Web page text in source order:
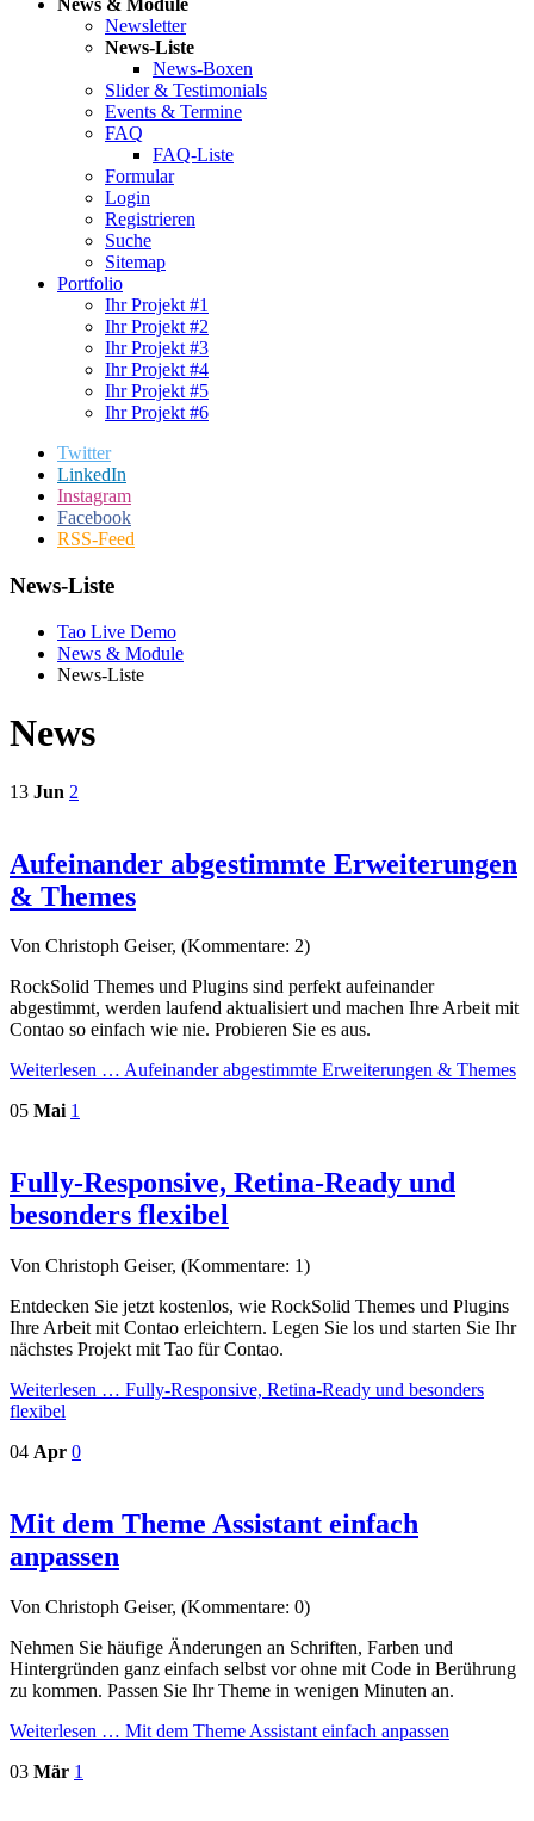
News & Module
Newsletter
News-Liste
News-Boxen
Slider & Testimonials
Events & Termine
FAQ
FAQ-Liste
Formular
Login
Registrieren
Suche
Sitemap
Portfolio
Ihr Projekt #1
Ihr Projekt #2
Ihr Projekt #3
Ihr Projekt #4
Ihr Projekt #5
Ihr Projekt #6
Twitter
LinkedIn
Instagram
Facebook
RSS-Feed
News-Liste
Tao Live Demo
News & Module
News-Liste
News
13 Jun 2
Aufeinander abgestimmte Erweiterungen
& Themes
Von Christoph Geiser, (Kommentare: 2)
RockSolid Themes und Plugins sind perfekt aufeinander
abgestimmt, werden laufend aktualisiert und machen Ihre Arbeit mit
Contao so einfach wie nie. Probieren Sie es aus.
Weiterlesen … Aufeinander abgestimmte Erweiterungen & Themes
05 Mai 1
Fully-Responsive, Retina-Ready und
besonders flexibel
Von Christoph Geiser, (Kommentare: 1)
Entdecken Sie jetzt kostenlos, wie RockSolid Themes und Plugins
Ihre Arbeit mit Contao erleichtern. Legen Sie los und starten Sie Ihr
nächstes Projekt mit Tao für Contao.
Weiterlesen … Fully-Responsive, Retina-Ready und besonders
flexibel
04 Apr 0
Mit dem Theme Assistant einfach
anpassen
Von Christoph Geiser, (Kommentare: 0)
Nehmen Sie häufige Änderungen an Schriften, Farben und
Hintergründen ganz einfach selbst vor ohne mit Code in Berührung
zu kommen. Passen Sie Ihr Theme in wenigen Minuten an.
Weiterlesen … Mit dem Theme Assistant einfach anpassen
03 Mär 1